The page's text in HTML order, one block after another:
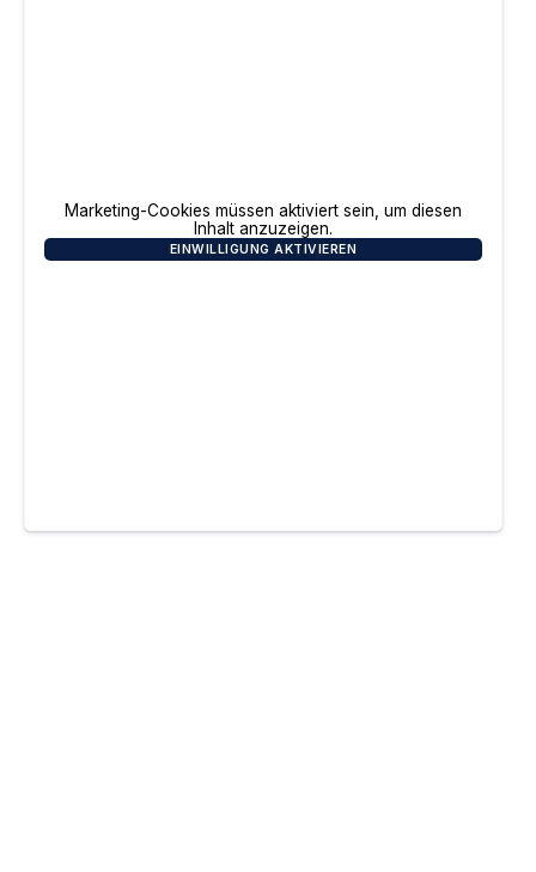
Marketing-Cookies müssen aktiviert sein, um diesen
Inhalt anzuzeigen.
EINWILLIGUNG AKTIVIEREN